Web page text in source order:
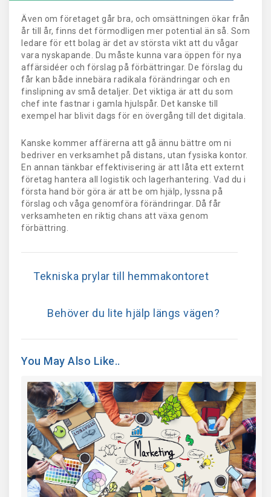
Även om företaget går bra, och omsättningen ökar från
år till år, finns det förmodligen mer potential än så. Som
ledare för ett bolag är det av största vikt att du vågar
vara nyskapande. Du måste kunna vara öppen för nya
affärsidéer och förslag på förbättringar. De förslag du
får kan både innebära radikala förändringar och en
finslipning av små detaljer. Det viktiga är att du som
chef inte fastnar i gamla hjulspår. Det kanske till
exempel har blivit dags för en övergång till det digitala.
Kanske kommer affärerna att gå ännu bättre om ni
bedriver en verksamhet på distans, utan fysiska kontor.
En annan tänkbar effektivisering är att låta ett externt
företag hantera all logistik och lagerhantering. Vad du i
första hand bör göra är att be om hjälp, lyssna på
förslag och våga genomföra förändringar. Då får
verksamheten en riktig chans att växa genom
förbättring.
Tekniska prylar till hemmakontoret
Behöver du lite hjälp längs vägen?
You May Also Like..